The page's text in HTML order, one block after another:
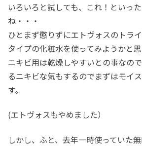
いろいろと試しても、これ！といっ
ね・・・
ひとまず懲りずにエトヴォスのトラ
タイプの化粧水を使ってみようかと思
ニキビ用は乾燥しやすいとの事なの
るニキビな気もするのでまずはモイ
す。
(エトヴォスもやめました）
しかし、ふと、去年一時使っていた